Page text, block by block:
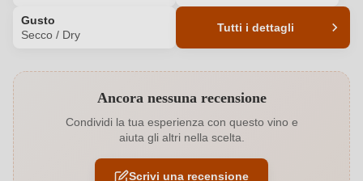
Gusto
Secco / Dry
Tutti i dettagli
Annata 2022
Colore dell'uva Rosso
Formato 6 x 0,75 L
Ancora nessuna recensione
Condividi la tua esperienza con questo vino e
aiuta gli altri nella scelta.
Scrivi una recensione